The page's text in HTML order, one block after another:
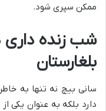
ممکن سپری شود.
شب زنده داری
بلغارستان
سانی بیچ نه تنها به
دارد بلکه به عنوان یکی